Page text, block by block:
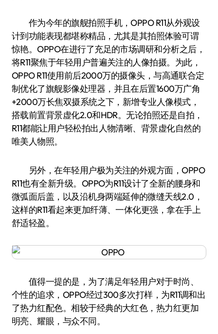
作为今年的旗舰拍照手机，OPPO R11从外观设
计到功能表现都堪称精品，尤其是其拍照体验可谓
惊艳。OPPO在进行了充足的市场调研和分析之后，
将R11聚焦于年轻用户普遍关注的人像拍摄。为此，
OPPO R11使用前后2000万的摄像头，与高通联合定
制优化了旗舰影像处理器，并且在后置1600万广角
+2000万长焦双摄系统之下，新增专业人像模式，
搭载前置背景虚化2.0和HDR。无论拍照还是自拍，
R11都能让用户轻松拍出人物清晰、背景虚化自然的
唯美人物照。
另外，在年轻用户极为关注的外观方面，OPPO
R11也有全新升级。OPPO为R11设计了全新的腰身和
微弧面后盖，以及沿机身两端延伸的微缝天线2.0，
这样的R11看起来更加纤薄、一体化更强，拿在手上
舒适轻盈。
值得一提的是，为了满足年轻用户对于时尚、
个性的追求，OPPO经过300多次打样，为R11调和出
了热力红配色。相较于经典的大红色，热力红更加
明亮、耀眼，与众不同。